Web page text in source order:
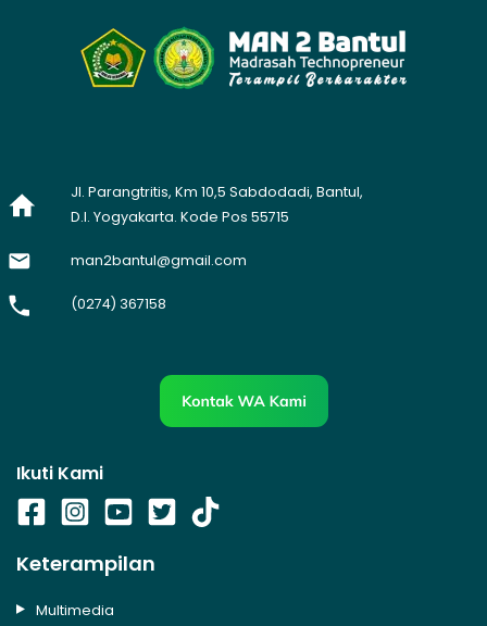
Jl. Parangtritis, Km 10,5 Sabdodadi, Bantul,
D.I. Yogyakarta. Kode Pos 55715
man2bantul@gmail.com
(0274) 367158
Ikuti Kami
Keterampilan
Multimedia